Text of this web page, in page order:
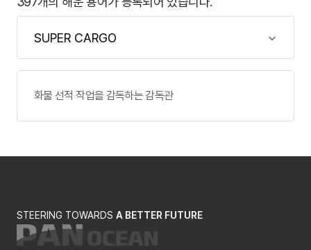
화물 선적 작업을 감독하는 감독관
STEERING TOWARDS A BETTER FUTURE